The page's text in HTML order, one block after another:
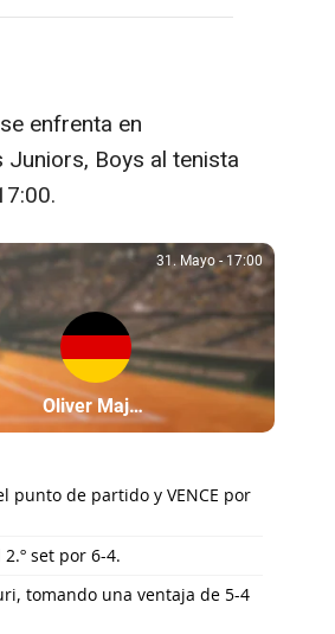
enfrenta en
Boys al tenista
31. Mayo, 17:00
31. Mayo -17:00
2
Partícipe: Oliver Majdandzic
Oliver Majdandzic
punto de partido y VENCE por
set por 6-4.
tomando una ventaja de 5-4